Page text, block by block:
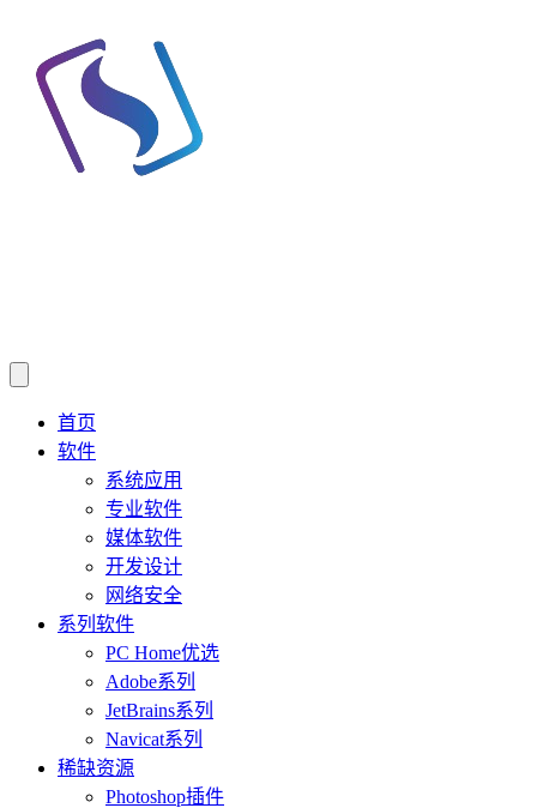
首页
软件
系统应用
专业软件
媒体软件
开发设计
网络安全
系列软件
PC Home优选
Adobe系列
JetBrains系列
Navicat系列
稀缺资源
Photoshop插件